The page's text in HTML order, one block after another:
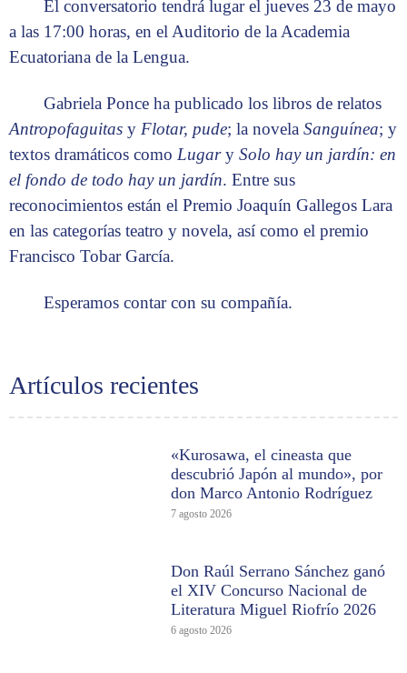
Artículos recientes
«Kurosawa, el cineasta que
descubrió Japón al mundo», por
don Marco Antonio Rodríguez
7 agosto 2026
Don Raúl Serrano Sánchez ganó
el XIV Concurso Nacional de
Literatura Miguel Riofrío 2026
6 agosto 2026
El conversatorio tendrá lugar el jueves 23 de mayo
a las 17:00 horas, en el Auditorio de la Academia
Ecuatoriana de la Lengua.
Gabriela Ponce ha publicado los libros de relatos
Antropofaguitas y Flotar, pude; la novela Sanguínea; y
textos dramáticos como Lugary Solo hay un jardín: en
el fondo de todo hay un jardín. Entre sus
reconocimientos están el Premio Joaquín Gallegos Lara
en las categorías teatro y novela, así como el premio
Francisco Tobar García.
Esperamos contar con su compañía.